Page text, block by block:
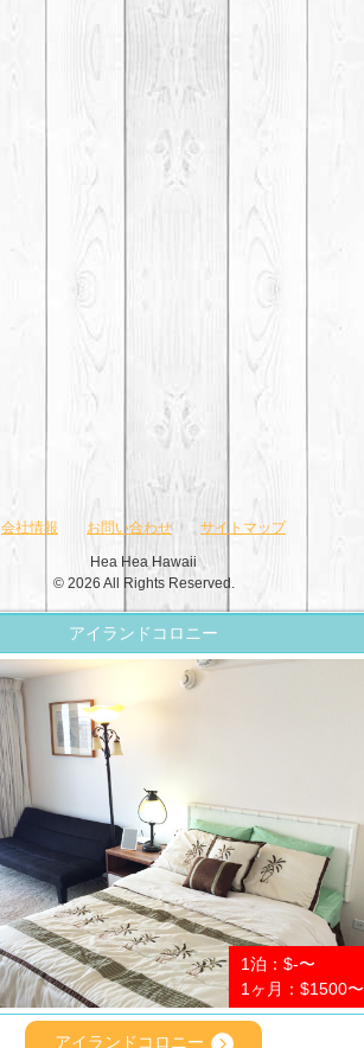
会社情報 お問い合わせ サイトマップ
Hea Hea Hawaii
© 2026 All Rights Reserved.
アイランドコロニー
1泊：$-〜
1ヶ月：$1500〜
アイランドコロニー